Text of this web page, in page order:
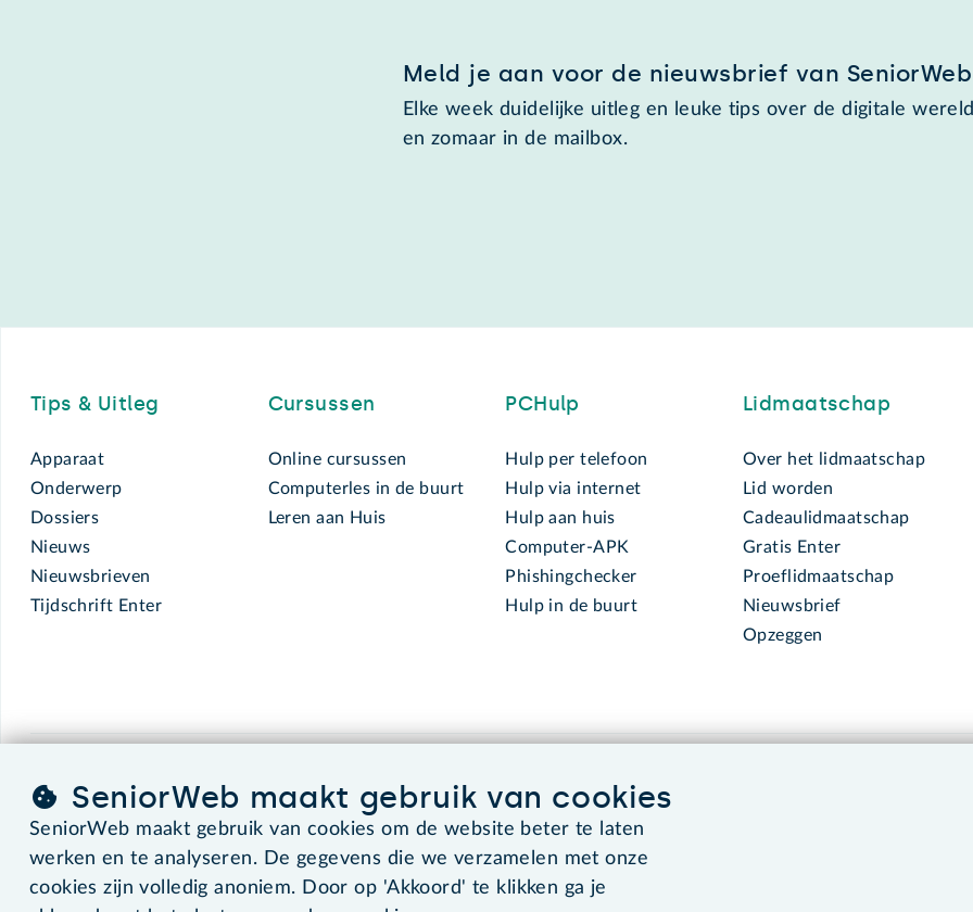
Meld je aan voor de nieuwsbrief van SeniorWeb
Elke week duidelijke uitleg en leuke tips over de digitale
en zomaar in de mailbox.
Tips & Uitleg
Apparaat
Onderwerp
Dossiers
Nieuws
Nieuwsbrieven
Tijdschrift Enter
Cursussen
Online cursussen
Computerles in de buurt
Leren aan Huis
PCHulp
Hulp per telefoon
Hulp via internet
Hulp aan huis
Computer-APK
Phishingchecker
Hulp in de buurt
Lidmaatschap
Over het lidmaatschap
Lid worden
Cadeaulidmaatschap
Gratis Enter
Proeflidmaatschap
Nieuwsbrief
Opzeggen
SeniorWeb.De computerhulp voor u.
©2026 SeniorWeb
SeniorWeb maakt gebruik van cookies
SeniorWeb maakt gebruik van cookies om de website beter te laten
werken en te analyseren. De gegevens die we verzamelen met onze
cookies zijn volledig anoniem. Door op 'Akkoord' te klikken ga je